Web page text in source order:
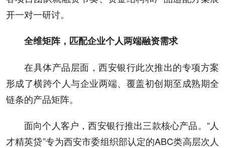
开一对一研讨。
全维矩阵，匹配企业个人两端融资需求
在具体产品层面，西安银行此次推出的专项方案
形成了横跨个人与企业两端、覆盖初创期至成熟期全
链条的产品矩阵。
面向个人客户，西安银行推出三款核心产品。“人
才精英贷”专为西安市委组织部认定的ABC类高层次人